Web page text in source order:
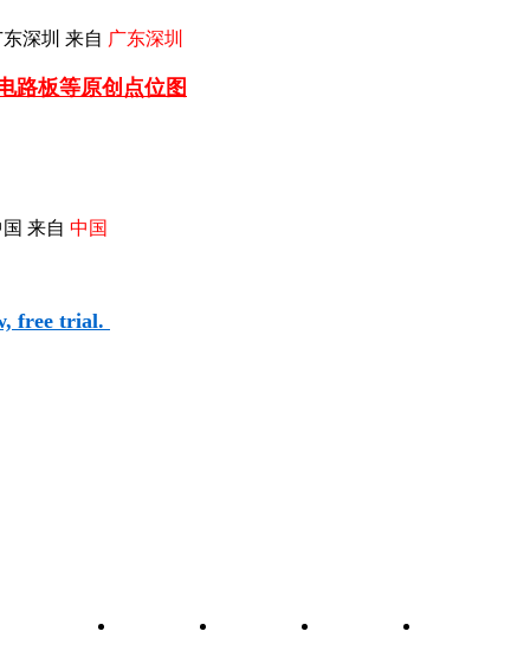
深圳 来自 广东深圳
路板等原创点位图
来自 中国
free trial.